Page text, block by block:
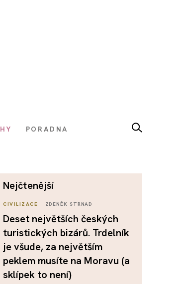
PORADNA
nejčtenější
CIVILIZACE ZDENĚK STRNAD
Deset největších českých
turistických bizárů. Trdelník
je všude, za největším
peklem musíte na Moravu (a
sklípek to není)